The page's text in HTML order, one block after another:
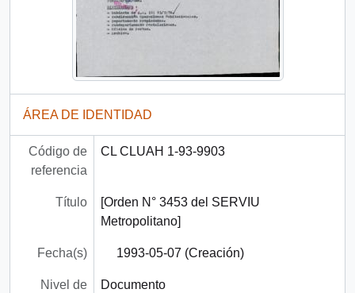
ÁREA DE IDENTIDAD
Código de
referencia
CL CLUAH 1-93-9903
Título
[Orden N° 3453 del SERVIU
Metropolitano]
Fecha(s) 1993-05-07 (Creación)
Nivel de
Documento